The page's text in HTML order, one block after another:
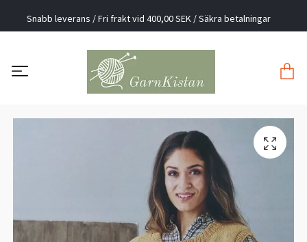
Snabb leverans / Fri frakt vid 400,00 SEK / Säkra betalningar